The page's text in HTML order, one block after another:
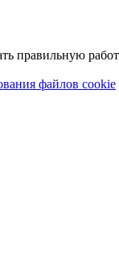
правильную
файлов cookie